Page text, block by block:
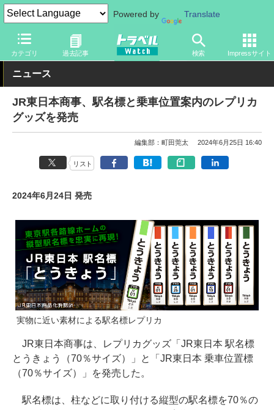
Powered by Translate
カテゴリ 過去記事 検索 Impressサイト
トラベル Watch 旅の方法 鉄旅 その他
ニュース
JR東日本商事、駅名標と乗車位置案内のレプリカ
グッズを発売
編集部：町田莞太 2024年6月25日 16:40
リスト
2024年6月24日 発売
実物に近い素材による駅名標レプリカ
JR東日本商事は、レプリカグッズ「JR東日本 駅名標
とうきょう（70％サイズ）」と「JR東日本 乗車位置標
（70％サイズ）」を発売した。
駅名標は、柱などに取り付ける縦型の駅名標を70％の